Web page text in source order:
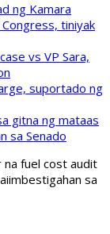
ng Kamara
tiniyak
vs VP Sara,
suportado ng
gitna ng mataas
sa Senado
na fuel cost audit
sa